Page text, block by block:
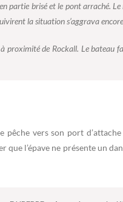
partie brisé et le pont arraché.
la situation s’aggrava
proximité de Rockall. Le
pêche vers son port
l’épave ne présente un